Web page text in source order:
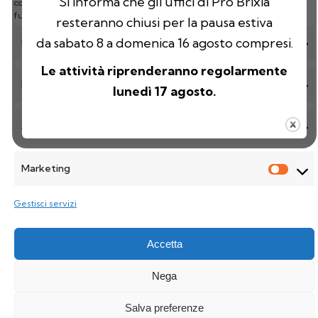
consenso può influire negativamente su alcune caratteristiche e
funzioni.
Funzionale Sempre attivo
Preferenze
Statistiche
Marketing
Gestisci servizi
Accetta
Nega
Salva preferenze
Polo Espositivo – Via Caprera 5 25125 Brescia
CF e Partita IVA: 02714450984
© 2024 Pro Brixia
resteranno chiusi per la pausa estiva
da sabato 8 a domenica 16 agosto compresi.
Le attività riprenderanno regolarmente
lunedì 17 agosto.